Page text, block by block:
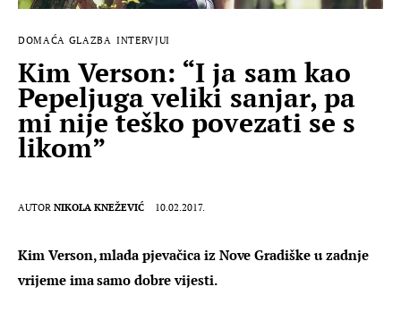
FILM
DOMAĆA GLAZBA INTERVJUI
Kim Verson: “I ja sam kao
Pepeljuga veliki sanjar, pa
mi nije teško povezati se s
likom”
AUTOR NIKOLA KNEŽEVIĆ 10.02.2017.
Kim Verson, mlada pjevačica iz Nove Gradiške u zadnje
vrijeme ima samo dobre vijesti.